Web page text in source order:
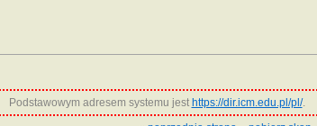
Podstawowym adresem systemu jest https://dir.icm.edu.pl/pl/.